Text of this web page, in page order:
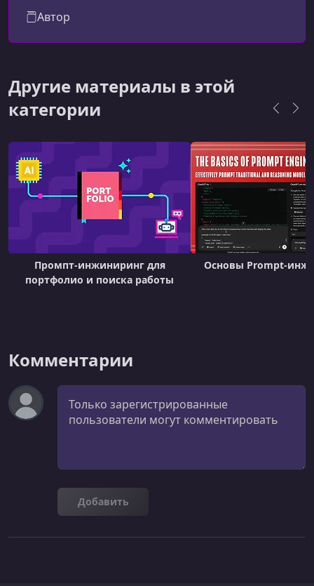
инженеров.
Автор
Другие материалы в этой
категории
Промпт-инжиниринг для
портфолио и поиска работы
Основы Prompt-
Комментарии
Комментарий
Добавить